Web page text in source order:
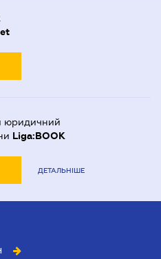
юридичний
Liga:BOOK
ДЕТАЛЬНІШЕ